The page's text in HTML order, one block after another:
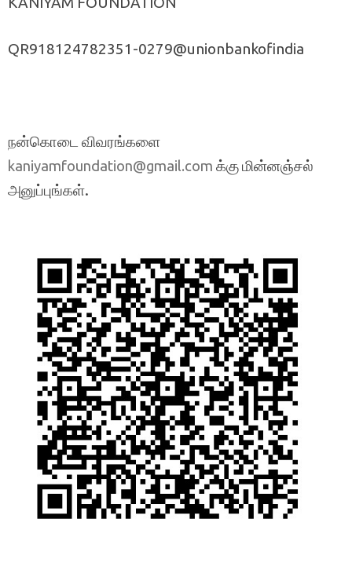
QR918124782351-0279@unionbankofindia
நன்கொடை விவரங்களை
kaniyamfoundation@gmail.com க்கு மின்னஞ்சல்
அனுப்புங்கள்.